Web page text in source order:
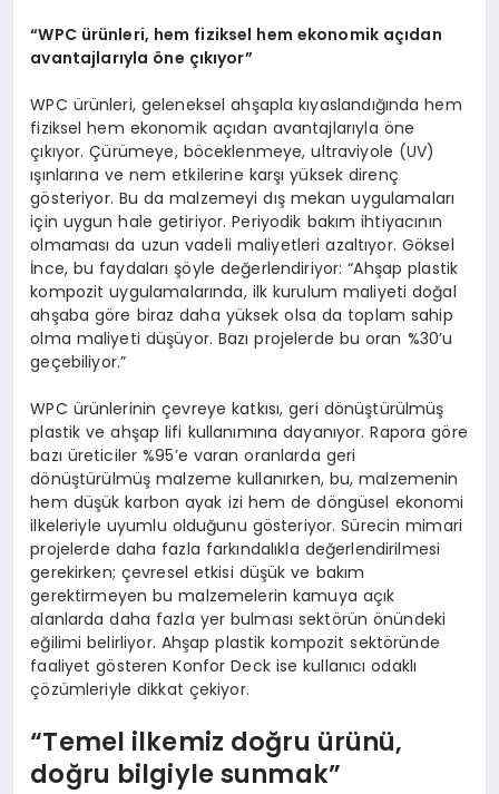
“WPC ürünleri, hem fiziksel hem ekonomik açıdan
avantajlarıyla öne çıkıyor”
WPC ürünleri, geleneksel ahşapla kıyaslandığında hem
fiziksel hem ekonomik açıdan avantajlarıyla öne
çıkıyor. Çürümeye, böceklenmeye, ultraviyole (UV)
ışınlarına ve nem etkilerine karşı yüksek direnç
gösteriyor. Bu da malzemeyi dış mekan uygulamaları
için uygun hale getiriyor. Periyodik bakım ihtiyacının
olmaması da uzun vadeli maliyetleri azaltıyor. Göksel
İnce, bu faydaları şöyle değerlendiriyor: “Ahşap plastik
kompozit uygulamalarında, ilk kurulum maliyeti doğal
ahşaba göre biraz daha yüksek olsa da toplam sahip
olma maliyeti düşüyor. Bazı projelerde bu oran %30’u
geçebiliyor.”
WPC ürünlerinin çevreye katkısı, geri dönüştürülmüş
plastik ve ahşap lifi kullanımına dayanıyor. Rapora göre
bazı üreticiler %95’e varan oranlarda geri
dönüştürülmüş malzeme kullanırken, bu, malzemenin
hem düşük karbon ayak izi hem de döngüsel ekonomi
ilkeleriyle uyumlu olduğunu gösteriyor. Sürecin mimari
projelerde daha fazla farkındalıkla değerlendirilmesi
gerekirken; çevresel etkisi düşük ve bakım
gerektirmeyen bu malzemelerin kamuya açık
alanlarda daha fazla yer bulması sektörün önündeki
eğilimi belirliyor. Ahşap plastik kompozit sektöründe
faaliyet gösteren Konfor Deck ise kullanıcı odaklı
çözümleriyle dikkat çekiyor.
“Temel ilkemiz doğru ürünü,
doğru bilgiyle sunmak”